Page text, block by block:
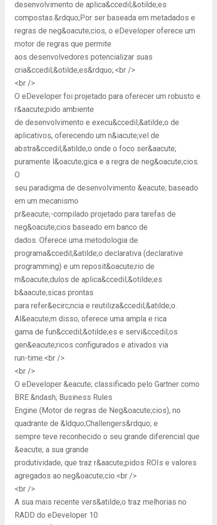
desenvolvimento de aplica&ccedil;&otilde;es
compostas.&rdquo;Por ser baseada em metadados e
regras de neg&oacute;cios, o eDeveloper oferece um
motor de regras que permite
aos desenvolvedores potencializar suas
cria&ccedil;&otilde;es&rdquo;.<br />
<br />
O eDeveloper foi projetado para oferecer um robusto e
r&aacute;pido ambiente
de desenvolvimento e execu&ccedil;&atilde;o de
aplicativos, oferecendo um n&iacute;vel de
abstra&ccedil;&atilde;o onde o foco ser&aacute;
puramente l&oacute;gica e a regra de neg&oacute;cios.
O
seu paradigma de desenvolvimento &eacute; baseado
em um mecanismo
pr&eacute;-compilado projetado para tarefas de
neg&oacute;cios baseado em banco de
dados. Oferece uma metodologia de
programa&ccedil;&atilde;o declarativa (declarative
programming) e um reposit&oacute;rio de
m&oacute;dulos de aplica&ccedil;&otilde;es
b&aacute;sicas prontas
para refer&ecirc;ncia e reutiliza&ccedil;&atilde;o.
Al&eacute;m disso, oferece uma ampla e rica
gama de fun&ccedil;&otilde;es e servi&ccedil;os
gen&eacute;ricos configurados e ativados via
run-time.<br />
<br />
O eDeveloper &eacute; classificado pelo Gartner como
BRE &ndash; Business Rules
Engine (Motor de regras de Neg&oacute;cios), no
quadrante de &ldquo;Challengers&rdquo; e
sempre teve reconhecido o seu grande diferencial que
&eacute; a sua grande
produtividade, que traz r&aacute;pidos ROIs e valores
agregados ao neg&oacute;cio.<br />
<br />
A sua mais recente vers&atilde;o traz melhorias no
RADD do eDeveloper 10